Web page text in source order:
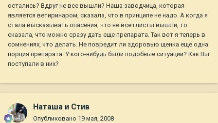
остались? Вдруг не все вышли? Наша заводчица, которая
является ветиринаром, сказала, что в принципе не надо. А когда я
стала высказывать опасения, что не все глисты вышли, то
сказала, что можно сразу дать еще препарата. Так вот я теперь в
сомнениях, что делать. Не повредит ли здоровью щенка еще одна
порция препарата. У кого-нибудь были подобные ситуации? Как Вы
поступали в них?
Наташа и Стив
Опубликовано 19 мая, 2008